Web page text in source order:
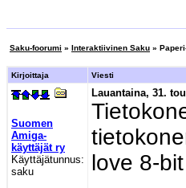
Saku-foorumi » Interaktiivinen Saku »
Kirjoittaja Viesti
Suomen
Amiga-
käyttäjät ry
Käyttäjätunnus:
saku
Lauantaina, 31.
love 8-